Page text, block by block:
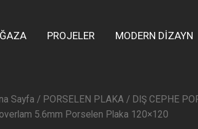
PROJELER MODERN DİZAYN
Sayfa / PORSELEN PLAKA / DIŞ CEPHE
5.6mm Porselen Plaka 120×120